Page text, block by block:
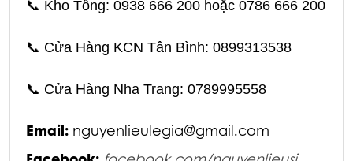
📞 Kho Tổng: 0938 666 200 hoặc 0786 666 200
📞 Cửa Hàng KCN Tân Bình: 0899313538
📞 Cửa Hàng Nha Trang: 0789995558
Email: nguyenlieulegia@gmail.com